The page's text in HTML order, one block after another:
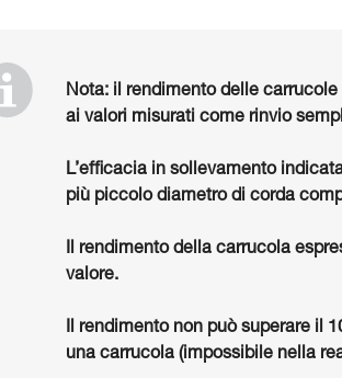
Nota: il rendimento delle
ai valori misurati come rinvio
L’efficacia in sollevamento
più piccolo diametro di corda
Il rendimento della carrucola
valore.
Il rendimento non può superare il
una carrucola (impossibile nella